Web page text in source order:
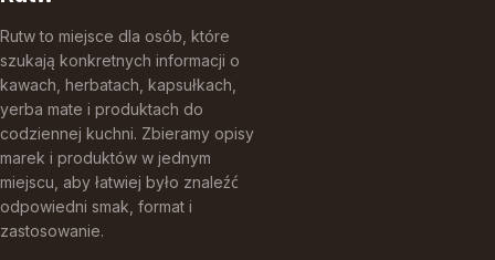
Rutw to miejsce dla osób, które
szukają konkretnych informacji o
kawach, herbatach, kapsułkach,
yerba mate i produktach do
codziennej kuchni. Zbieramy opisy
marek i produktów w jednym
miejscu, aby łatwiej było znaleźć
odpowiedni smak, format i
zastosowanie.